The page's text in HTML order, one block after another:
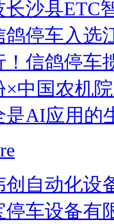
长沙县ETC
鸽停车入选
！信鸽停车
中国农机
是AI应用的
创自动化设
停车设备有